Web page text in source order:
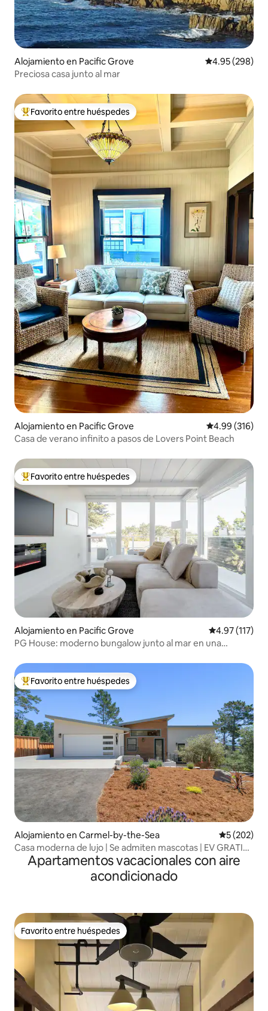
Alojamiento en Pacific Grove Calificación
4.95 (298)
Preciosa casa junto al mar
Favorito entre huéspedes preferido
Favorito entre huéspedes
Alojamiento en Pacific Grove Calificación
4.99 (316)
Casa de verano infinito a pasos de Lovers Point Beach
Favorito entre huéspedes preferido
Favorito entre huéspedes
Alojamiento en Pacific Grove Calificación
4.97 (117)
PG House: moderno bungalow junto al mar en una
Favorito entre huéspedes preferido
Favorito entre huéspedes
Alojamiento en Carmel-by-the-Sea
5 (202)
Casa moderna de lujo | Se admiten mascotas | EV GRATIS |
8 estacionamientos
Apartamentos vacacionales con aire
acondicionado
Favorito entre huéspedes
Favorito entre huéspedes